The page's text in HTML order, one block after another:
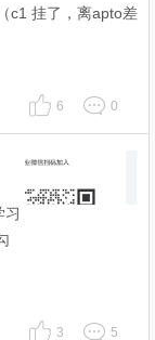
c1 挂了，离apto差
6 0
习
3 5